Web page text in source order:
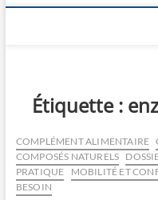
Étiquette :
COMPLÉMENT ALIMENTAIRE
COMPOSÉS NATURELS
PRATIQUE
MOBILITÉ ET
BESOIN